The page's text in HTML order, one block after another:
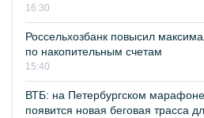
16:30
Россельхозбанк повысил
по накопительным счетам
15:40
ВТБ: на Петербургском
появится новая беговая трасса